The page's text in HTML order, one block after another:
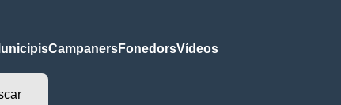
CampanersFonedorsVídeos